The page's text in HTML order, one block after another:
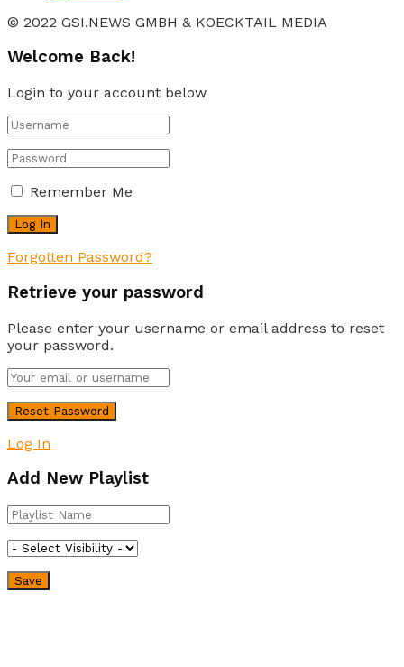
© 2022 GSI.NEWS GMBH & KOECKTAIL MEDIA
Welcome Back!
Login to your account below
Remember Me
Forgotten Password?
Retrieve your password
Please enter your username or email address to reset
your password.
Log In
Add New Playlist